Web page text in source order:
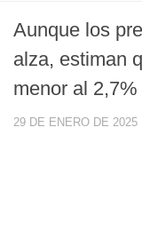
Aunque los
alza, estiman
menor al
29 DE ENERO DE 2025